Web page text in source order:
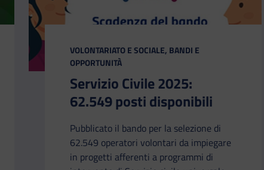
CATEGORIA:
VOLONTARIATO E SOCIALE, BANDI E
OPPORTUNITÀ
Servizio Civile 2025:
62.549 posti disponibili
Pubblicato il bando per la selezione di
62.549 operatori volontari da impiegare
in progetti afferenti a programmi di